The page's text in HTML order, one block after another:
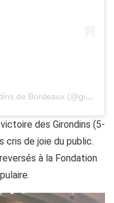
Une publication partagée par Girondins de Bordeaux (@girondins)
des Girondins (5-
cris de joie du public.
à la Fondation